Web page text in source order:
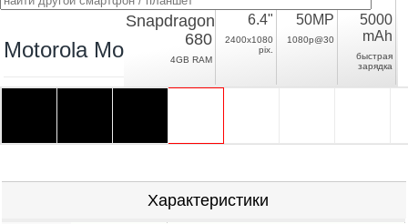
Motorola Moto G42
Snapdragon
680
4GB RAM
6.4"
2400x1080
pix.
50MP
1080p@30
5000
mAh
быстрая
зарядка
Характеристики